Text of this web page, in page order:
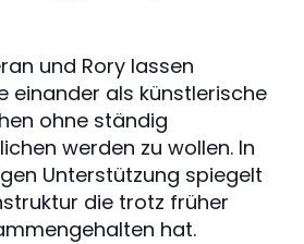
und Rory lassen
einander als künstlerische
ohne ständig
werden zu wollen. In
Unterstützung spiegelt
die trotz früher
hat.